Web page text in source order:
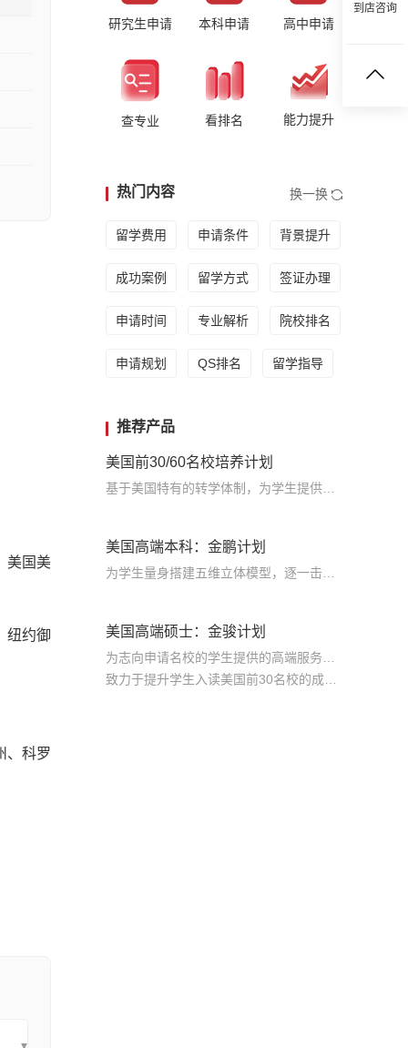
到店咨询
美国美
纽约御
、科罗
研究生申请 本科申请 高中申请
查专业 看排名 能力提升
热门内容 换一换
留学费用 申请条件 背景提升
成功案例 留学方式 签证办理
申请时间 专业解析 院校排名
申请规划 QS排名 留学指导
推荐产品
美国前30/60名校培养计划
美国高端本科：金鹏计划
美国高端硕士：金骏计划